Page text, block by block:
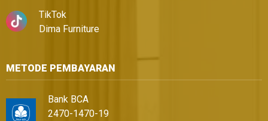
TikTok
Dima Furniture
METODE PEMBAYARAN
Bank BCA
2470-1470-19